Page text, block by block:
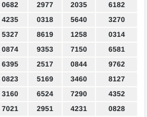
0682 2977 2035
6182
4235 0318 5640
3270
5327 8619 1258
0314
0874 9353 7150
6581
6395 2517 0844
9762
0823 5169 3460
8127
3160 6524 7290
4352
7021 2951 4231
0828